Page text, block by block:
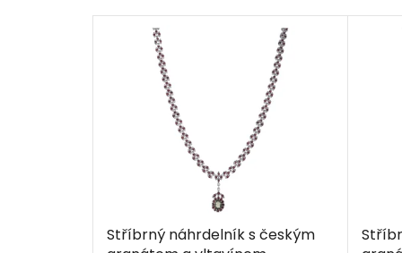
Stříbrný náhrdelník s českým